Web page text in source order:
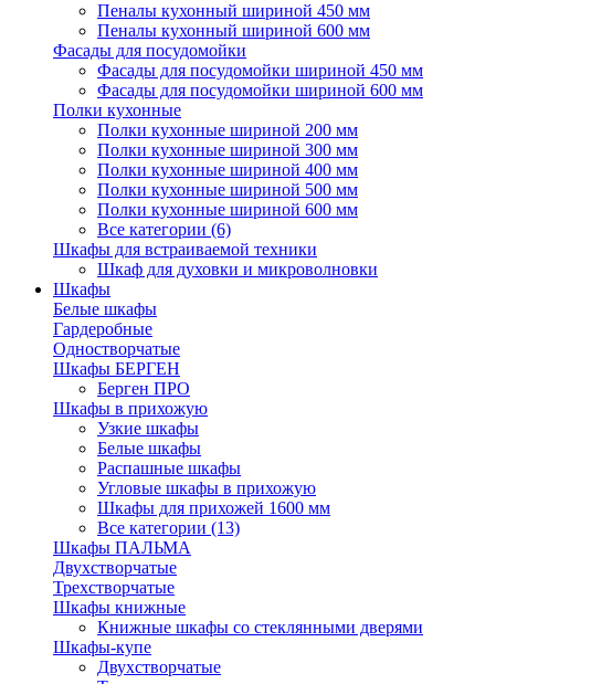
Пеналы кухонный шириной 450 мм
Пеналы кухонный шириной 600 мм
Фасады для посудомойки
Фасады для посудомойки шириной 450 мм
Фасады для посудомойки шириной 600 мм
Полки кухонные
Полки кухонные шириной 200 мм
Полки кухонные шириной 300 мм
Полки кухонные шириной 400 мм
Полки кухонные шириной 500 мм
Полки кухонные шириной 600 мм
Все категории (6)
Шкафы для встраиваемой техники
Шкаф для духовки и микроволновки
Шкафы
Белые шкафы
Гардеробные
Одностворчатые
Шкафы БЕРГЕН
Берген ПРО
Шкафы в прихожую
Узкие шкафы
Белые шкафы
Распашные шкафы
Угловые шкафы в прихожую
Шкафы для прихожей 1600 мм
Все категории (13)
Шкафы ПАЛЬМА
Двухстворчатые
Трехстворчатые
Шкафы книжные
Книжные шкафы со стеклянными дверями
Шкафы-купе
Двухстворчатые